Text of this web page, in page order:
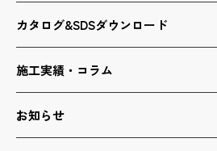
カタログ&SDSダウンロード
施工実績・コラム
お知らせ